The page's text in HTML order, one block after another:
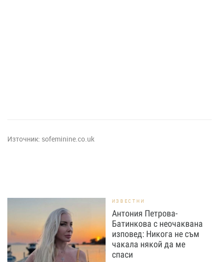
Източник: sofeminine.co.uk
ИЗВЕСТНИ
Антония Петрова-
Батинкова с неочаквана
изповед: Никога не съм
чакала някой да ме
спаси